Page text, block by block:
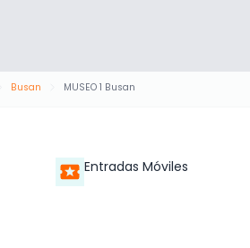
Busan MUSEO 1 Busan
Entradas Móviles